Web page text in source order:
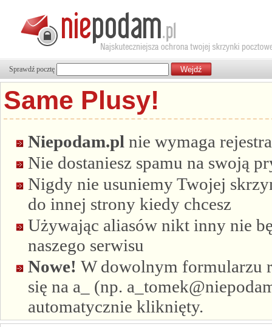
Sprawdź pocztę
Same Plusy!
Niepodam.pl nie wymaga
Nie dostaniesz spamu na swoją
Nigdy nie usuniemy Twojej
do innej strony kiedy chcesz
Używając aliasów nikt inny nie
naszego serwisu
Nowe! W dowolnym formularzu
się na a_ (np.
automatycznie kliknięty.